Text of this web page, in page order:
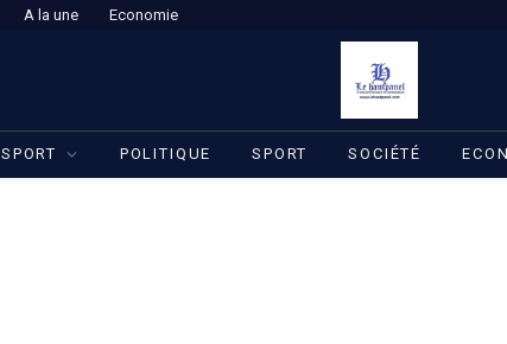
A la une Economie
SPORT POLITIQUE SPORT SOCIÉTÉ